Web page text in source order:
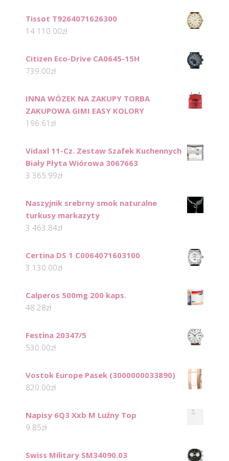
Tissot T9264071626300
14 110.00zł
Citizen Eco-Drive CA0645-15H
739.00zł
INNA WÓZEK NA ZAKUPY TORBA
ZAKUPOWA GIMI EASY KOLORY
196.61 zł
Vidaxl 11-Cz. Zestaw Szafek Kuchennych
Biały Płyta Wiórowa 3067663
3 365.99zł
Naszyjnik srebrny smok naturalne
turkusy markazyty
3 463.84zł
Certina DS 1 C0064071603100
3 130.00zł
Calperos 500mg 200 kaps.
48.28zł
Festina 20347/5
530.00zł
Vostok Europe Pasek (3000000033890)
820.00zł
Napisy 6Q3 Xxb M Luźny Top
9.85zł
Swiss Military SM34090.03